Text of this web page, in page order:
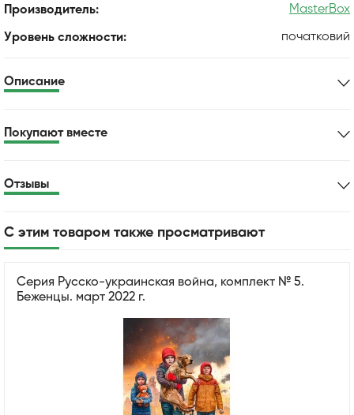
Производитель: MasterBox
Уровень сложности: початковий
Описание
Покупают вместе
Отзывы
С этим товаром также просматривают
Серия Русско-украинская война, комплект № 5.
Беженцы. март 2022 г.